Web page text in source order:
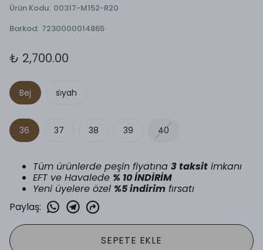
Ürün Kodu: 00317-M152-R20
Barkod: 7230000014865
₺ 2,700.00
Bej si̇yah
36 37 38 39 40
Tüm ürünlerde peşin fiyatına 3 taksit imkanı
EFT ve Havalede % 10 İNDİRİM
Yeni üyelere özel %5 indirim fırsatı
Paylaş:
SEPETE EKLE